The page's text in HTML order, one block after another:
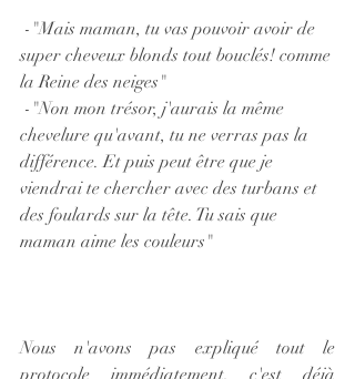
super cheveux blonds tout bouclés! comme
la Reine des neiges"
chevelure qu'avant, tu ne verras pas la
différence. Et puis peut être que je
viendrai te chercher avec des turbans et
des foulards sur la tête. Tu sais que
maman aime les couleurs"
Nous n'avons pas expliqué tout le
protocole immédiatement, c'est déjà